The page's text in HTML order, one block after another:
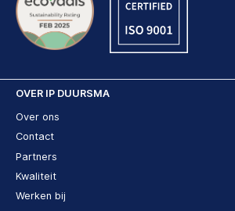
OVER IP DUURSMA
Over ons
Contact
Partners
Kwaliteit
Werken bij